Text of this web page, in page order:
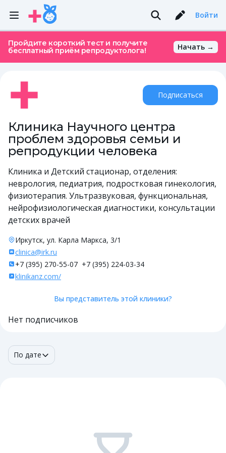
Войти
Пройдите короткий тест и получите
бесплатный приём репродуктолога!
Начать →
Клиника Научного центра
проблем здоровья семьи и
репродукции человека
Клиника и Детский стационар, отделения:
неврология, педиатрия, подростковая гинекология,
физиотерапия. Ультразвуковая, функциональная,
нейрофизиологическая диагностики, консультации
детских врачей
Иркутск, ул. Карла Маркса, 3/1
clinica@irk.ru
+7 (395) 270-55-07 +7 (395) 224-03-34
klinikanz.com/
Вы представитель этой клиники?
Нет подписчиков
Подписаться
По дате